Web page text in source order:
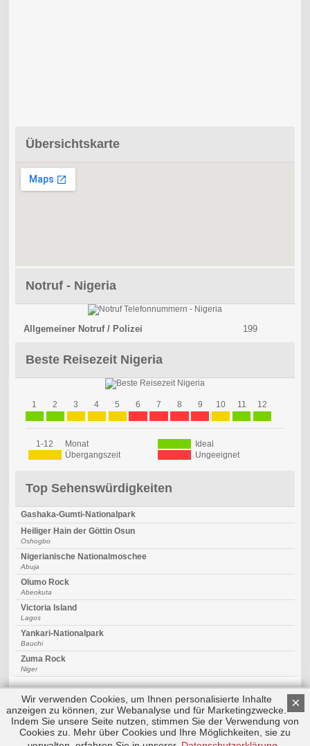
Übersichtskarte
Notruf - Nigeria
Allgemeiner Notruf / Polizei 199
Beste Reisezeit Nigeria
1 2 3 4 5 6 7 8 9 10 11 12
1-12 Monat
Ideal
Übergangszeit
Ungeeignet
Top Sehenswürdigkeiten
Gashaka-Gumti-Nationalpark
Heiliger Hain der Göttin Osun
Oshogbo
Nigerianische Nationalmoschee
Abuja
Olumo Rock
Abeokuta
Victoria Island
Lagos
Yankari-Nationalpark
Bauchi
Zuma Rock
Niger
Copyright © 2026 by Triplemind GmbH
Impressum|Datenschutz
Nach oben
×
Wir verwenden Cookies, um Ihnen personalisierte Inhalte
anzeigen zu können, zur Webanalyse und für Marketingzwecke.
Indem Sie unsere Seite nutzen, stimmen Sie der Verwendung von
Cookies zu. Mehr über Cookies und Ihre Möglichkeiten, sie zu